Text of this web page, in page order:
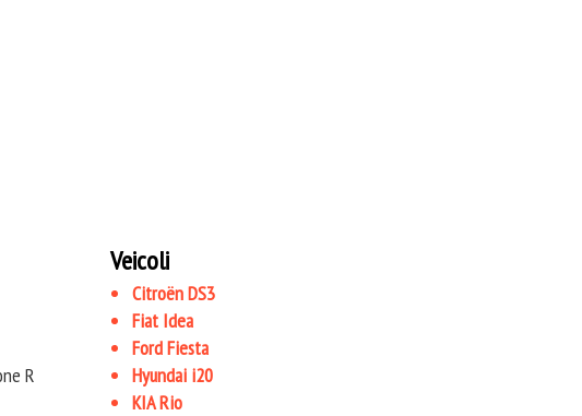
R
Veicoli
Citroën DS3
Fiat Idea
Ford Fiesta
Hyundai i20
KIA Rio